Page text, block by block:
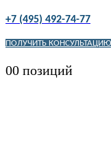
+7 (495) 492-74-77
ПОЛУЧИТЬ КОНСУЛЬТАЦИЮ
00 позиций